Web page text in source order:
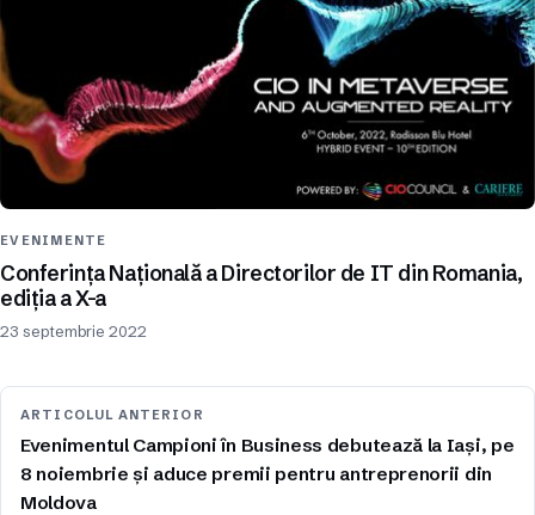
EVENIMENTE
Conferința Națională a Directorilor de IT din Romania,
ediția a X-a
23 septembrie 2022
ARTICOLUL ANTERIOR
Evenimentul Campioni în Business debutează la Iași, pe
8 noiembrie și aduce premii pentru antreprenorii din
Moldova